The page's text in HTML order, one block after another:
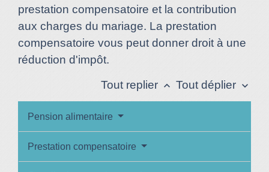
prestation compensatoire et la contribution
aux charges du mariage. La prestation
compensatoire vous peut donner droit à une
réduction d'impôt.
Tout replier keyboard_arrow_up Tout déplier keyboard_arrow_down
Pension alimentaire
Prestation compensatoire